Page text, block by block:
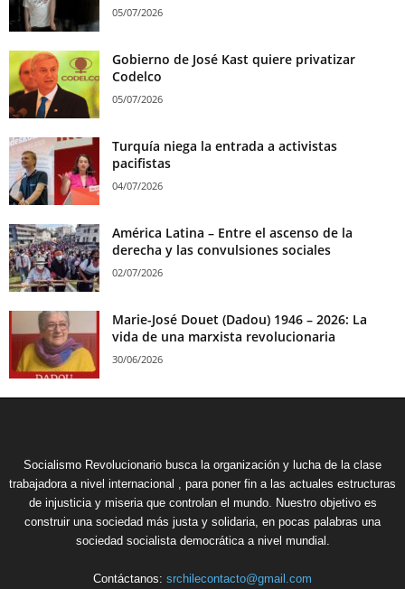
05/07/2026
Gobierno de José Kast quiere privatizar
Codelco
05/07/2026
Turquía niega la entrada a activistas
pacifistas
04/07/2026
América Latina – Entre el ascenso de la
derecha y las convulsiones sociales
02/07/2026
Marie-José Douet (Dadou) 1946 – 2026: La
vida de una marxista revolucionaria
30/06/2026
Socialismo Revolucionario busca la organización y lucha de la clase
trabajadora a nivel internacional , para poner fin a las actuales estructuras
de injusticia y miseria que controlan el mundo. Nuestro objetivo es
construir una sociedad más justa y solidaria, en pocas palabras una
sociedad socialista democrática a nivel mundial.
Contáctanos: srchilecontacto@gmail.com